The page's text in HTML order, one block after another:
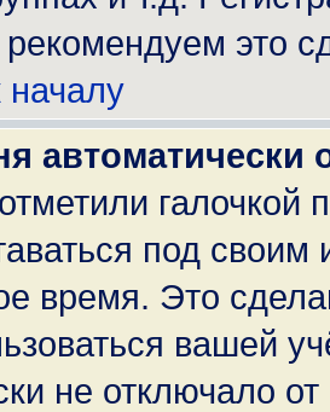
это
началу
автоматически
галочкой
под
время. Это
вашей
не отключало